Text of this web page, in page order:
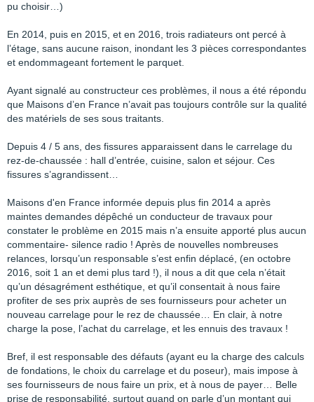
pu choisir…)
En 2014, puis en 2015, et en 2016, trois radiateurs ont percé à
l’étage, sans aucune raison, inondant les 3 pièces correspondantes
et endommageant fortement le parquet.
Ayant signalé au constructeur ces problèmes, il nous a été répondu
que Maisons d’en France n’avait pas toujours contrôle sur la qualité
des matériels de ses sous traitants.
Depuis 4 / 5 ans, des fissures apparaissent dans le carrelage du
rez-de-chaussée : hall d’entrée, cuisine, salon et séjour. Ces
fissures s’agrandissent…
Maisons d'en France informée depuis plus fin 2014 a après
maintes demandes dépêché un conducteur de travaux pour
constater le problème en 2015 mais n’a ensuite apporté plus aucun
commentaire- silence radio ! Après de nouvelles nombreuses
relances, lorsqu’un responsable s’est enfin déplacé, (en octobre
2016, soit 1 an et demi plus tard !), il nous a dit que cela n’était
qu’un désagrément esthétique, et qu’il consentait à nous faire
profiter de ses prix auprès de ses fournisseurs pour acheter un
nouveau carrelage pour le rez de chaussée… En clair, à notre
charge la pose, l’achat du carrelage, et les ennuis des travaux !
Bref, il est responsable des défauts (ayant eu la charge des calculs
de fondations, le choix du carrelage et du poseur), mais impose à
ses fournisseurs de nous faire un prix, et à nous de payer… Belle
prise de responsabilité, surtout quand on parle d’un montant qui